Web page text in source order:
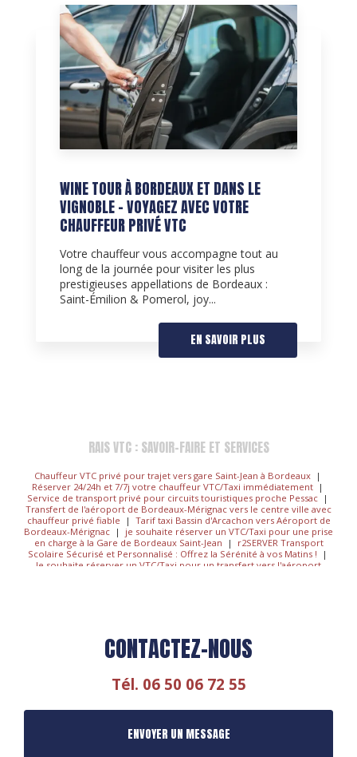
WINE TOUR À BORDEAUX ET DANS LE
VIGNOBLE – VOYAGEZ AVEC VOTRE
CHAUFFEUR PRIVÉ VTC
Votre chauffeur vous accompagne tout au
long de la journée pour visiter les plus
prestigieuses appellations de Bordeaux :
Saint-Émilion & Pomerol, joy...
EN SAVOIR PLUS
RAIS VTC : SAVOIR-FAIRE ET SERVICES
Chauffeur VTC privé pour trajet vers gare Saint-Jean à Bordeaux|
Réserver 24/24h et 7/7j votre chauffeur VTC/Taxi immédiatement|
Service de transport privé pour circuits touristiques proche Pessac|
Transfert de l'aéroport de Bordeaux-Mérignac vers le centre ville avec
chauffeur privé fiable | Tarif taxi Bassin d'Arcachon vers Aéroport de
Bordeaux-Mérignac | je souhaite réserver un VTC/Taxi pour une prise
en charge à la Gare de Bordeaux Saint-Jean | r2SERVER Transport
Scolaire Sécurisé et Personnalisé : Offrez la Sérénité à vos Matins ! |
Je souhaite réserver un VTC/Taxi pour un transfert vers l'aéroport
Bordeaux et alentours |Chauffeur VTC-Taxi, voyager en toute
sécurité et sérénité|Réservez votre chauffeur VTC/Taxi de Lormont
transport de particulier vers aéroport de Bordeaux-Mérignac
Réserver votre VTC/Taxi pour Transport Scolaire Sécurisé et
à disposition pour journée ou demi journée à Bordeaux|Chauffeur
Taxi/VTC tarif connu à l'avance à Bordeaux|
CONTACTEZ-NOUS
Tél. 06 50 06 72 55
ENVOYER UN MESSAGE